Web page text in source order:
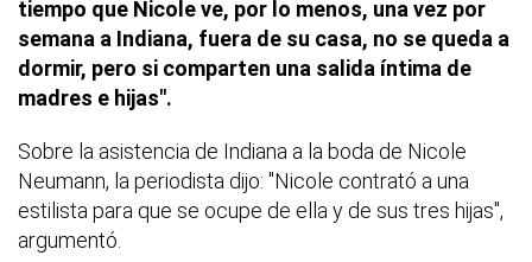
tiempo que Nicole ve, por lo menos, una vez por
semana a Indiana, fuera de su casa, no se queda a
dormir, pero si comparten una salida íntima de
madres e hijas".
Sobre la asistencia de Indiana a la boda de Nicole
Neumann, la periodista dijo: "Nicole contrató a una
estilista para que se ocupe de ella y de sus tres hijas",
argumentó.